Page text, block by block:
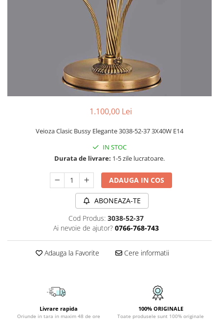
PLAFONIERE MODERNE
PLAFONIERE CU LED
MINI SPOTURI MAGNETICE &
SUSPENSII VINTAGE
ACCESORII & CABLU VINTAGE
PLAFONIERE COPII
SPOTURI APLICATE
LAMPI BAIE
VEIOZA VINTAGE
1.100,00 Lei
Veioza Clasic Bussy Elegante 3038-52-37 3X40W E14
IN STOC
Durata de livrare: 1-5 zile lucratoare.
ADAUGA IN COS
ABONEAZA-TE
Cod Produs: 3038-52-37
Ai nevoie de ajutor? 0766-768-743
Adauga la Favorite Cere informatii
Livrare rapida
Oriunde in tara in maxim 48 de ore
100% ORIGINALE
Toate produsele sunt 100% originale